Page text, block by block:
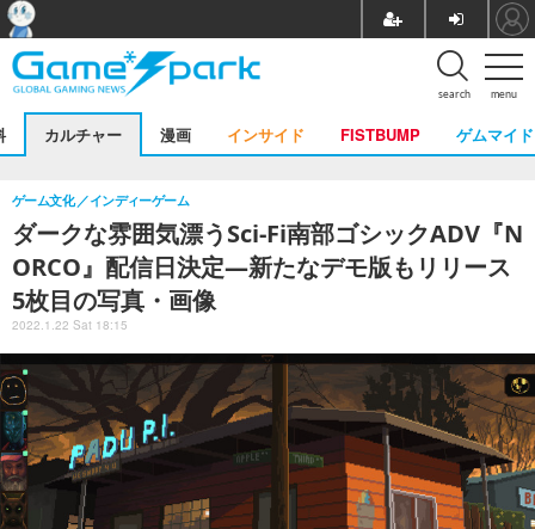
menu
search
カルチャー 漫画 インサイド FISTBUMP ゲムマイド
ダークな雰囲気漂うSci-Fi南部ゴシックADV『N
ORCO』配信日決定―新たなデモ版もリリース
5枚目の写真・画像
ゲーム文化 インディーゲーム
2022.1.22 Sat 18:15